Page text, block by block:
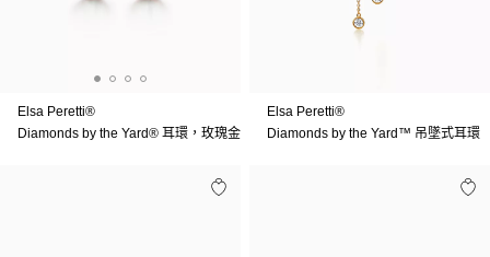
Elsa Peretti®
Diamonds by the Yard® 耳環，玫瑰金
Elsa Peretti®
Diamonds by the Yard™ 吊墜式耳環